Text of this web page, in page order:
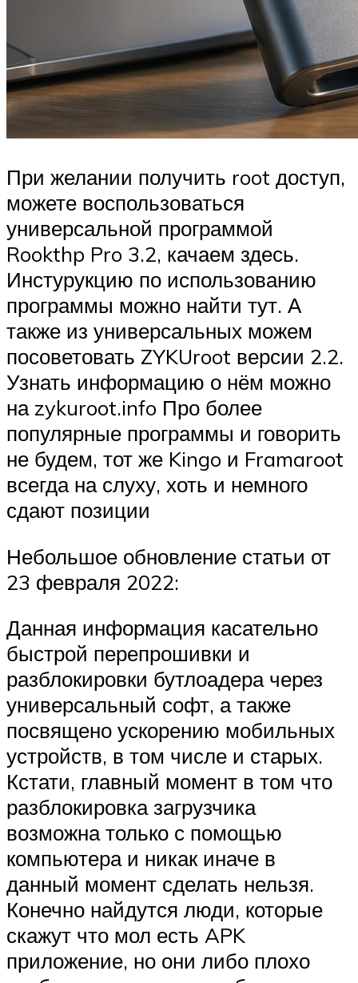
При желании получить root доступ,
можете воспользоваться
универсальной программой
Rookthp Pro 3.2, качаем здесь.
Инстурукцию по использованию
программы можно найти тут. А
также из универсальных можем
посоветовать ZYKUroot версии 2.2.
Узнать информацию о нём можно
на zykuroot.info Про более
популярные программы и говорить
не будем, тот же Kingo и Framaroot
всегда на слуху, хоть и немного
сдают позиции
Небольшое обновление статьи от
23 февраля 2022:
Данная информация касательно
быстрой перепрошивки и
разблокировки бутлоадера через
универсальный софт, а также
посвящено ускорению мобильных
устройств, в том числе и старых.
Кстати, главный момент в том что
разблокировка загрузчика
возможна только с помощью
компьютера и никак иначе в
данный момент сделать нельзя.
Конечно найдутся люди, которые
скажут что мол есть APK
приложение, но они либо плохо